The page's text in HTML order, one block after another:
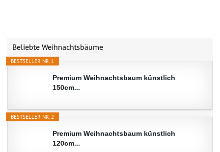
Beliebte Weihnachtsbäume
BESTSELLER NR. 1
Premium Weihnachtsbaum künstlich
150cm...
BESTSELLER NR. 2
Premium Weihnachtsbaum künstlich
120cm...